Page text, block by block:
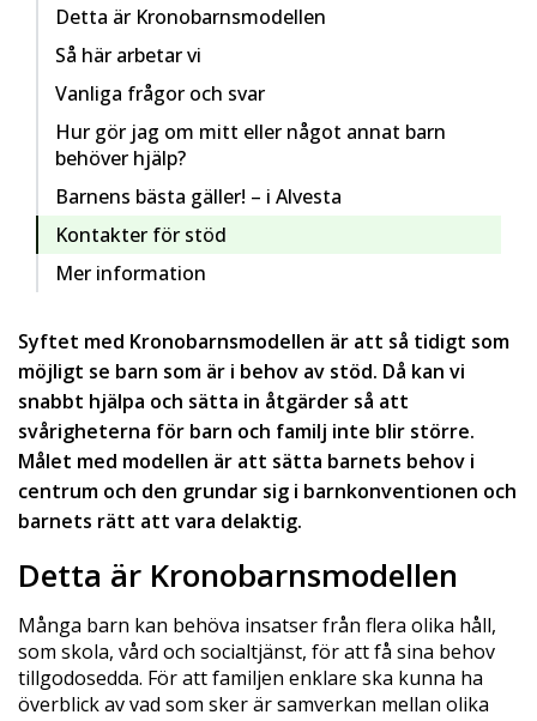
Detta är Kronobarnsmodellen
Så här arbetar vi
Vanliga frågor och svar
Hur gör jag om mitt eller något annat barn
behöver hjälp?
Barnens bästa gäller! – i Alvesta
Kontakter för stöd
Mer information
Syftet med Kronobarnsmodellen är att så tidigt som
möjligt se barn som är i behov av stöd. Då kan vi
snabbt hjälpa och sätta in åtgärder så att
svårigheterna för barn och familj inte blir större.
Målet med modellen är att sätta barnets behov i
centrum och den grundar sig i barnkonventionen och
barnets rätt att vara delaktig.
Detta är Kronobarnsmodellen
Många barn kan behöva insatser från flera olika håll,
som skola, vård och socialtjänst, för att få sina behov
tillgodosedda. För att familjen enklare ska kunna ha
överblick av vad som sker är samverkan mellan olika